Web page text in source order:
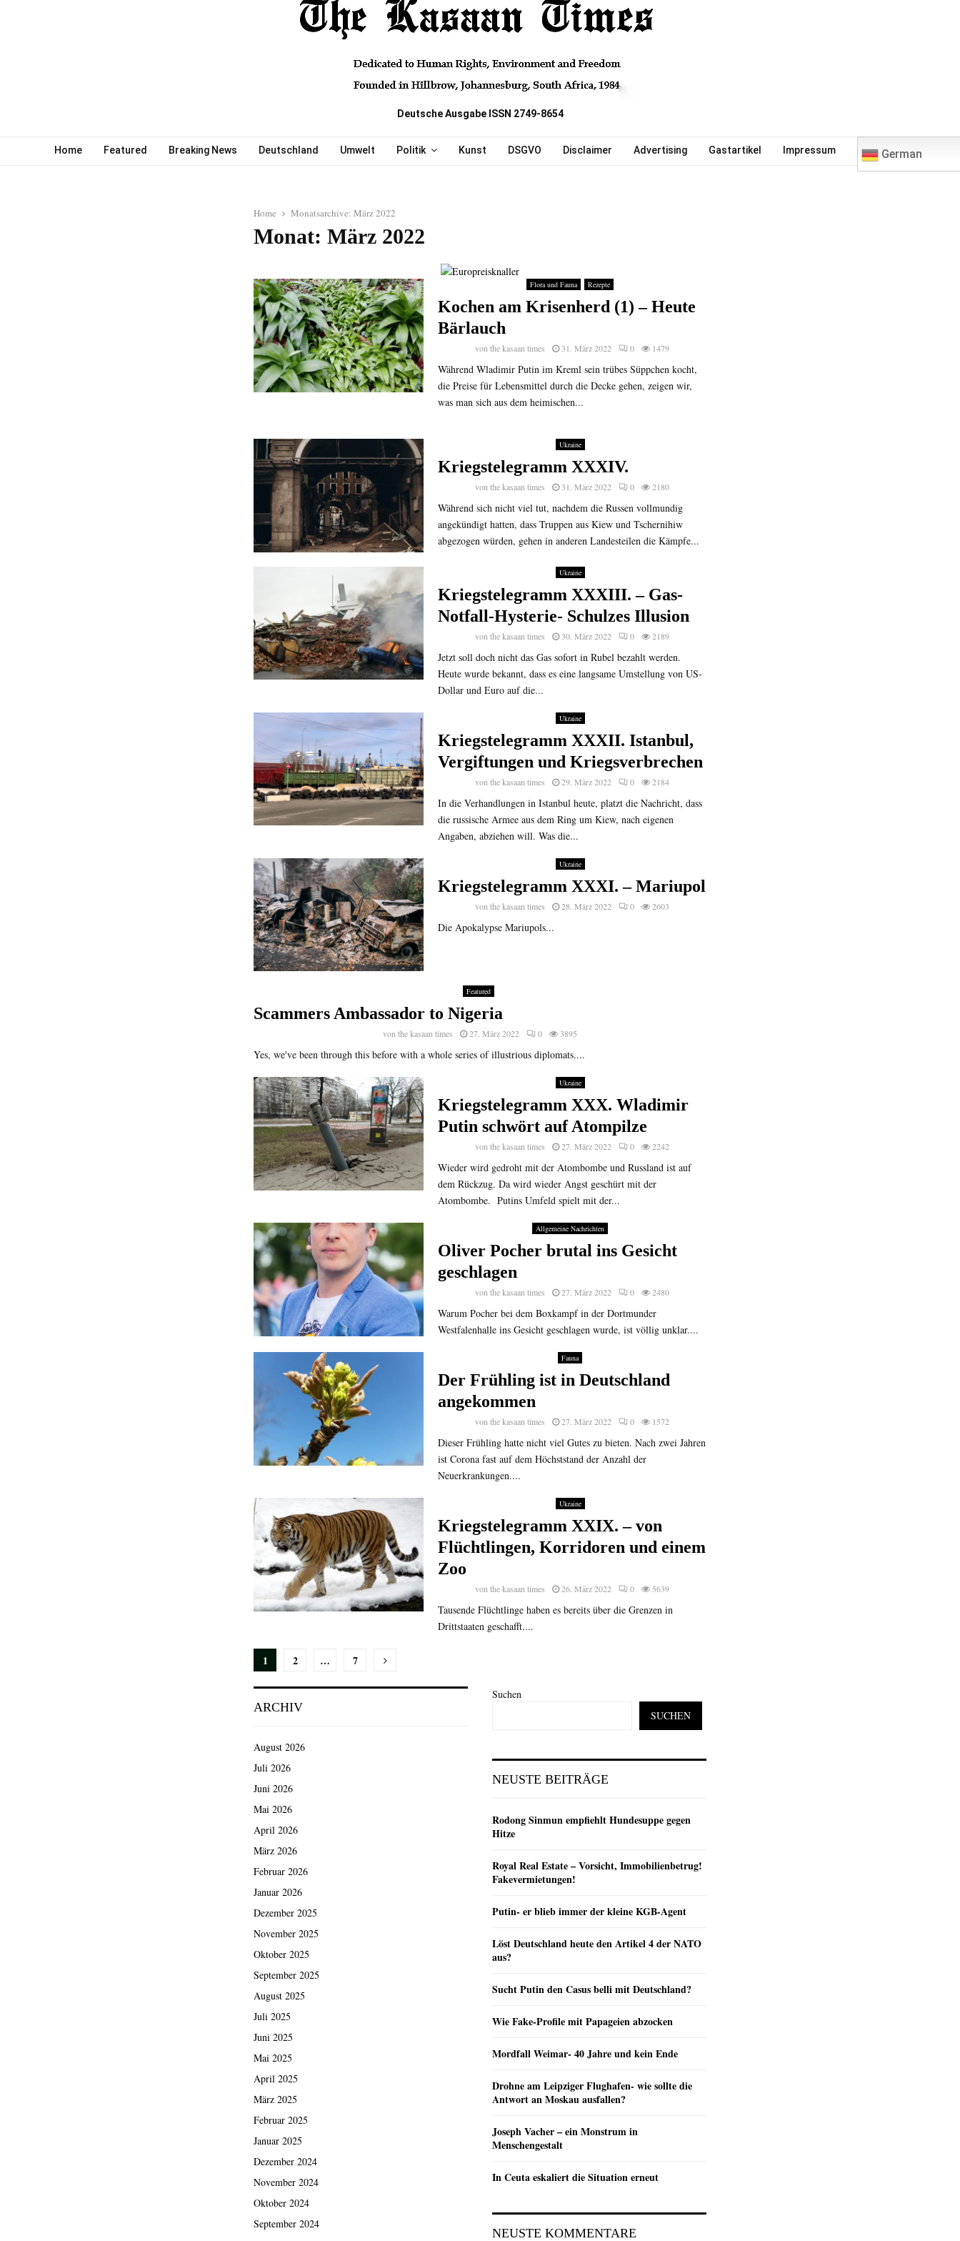
Deutsche Ausgabe ISSN 2749-8654
Home Featured Breaking News Deutschland Umwelt Politik Kunst DSGVO Disclaimer Advertising Gastartikel Impressum German
Home Monatsarchive: März 2022
Monat: März 2022
Flora und Fauna Rezepte
Kochen am Krisenherd (1) – Heute
Bärlauch
vonthe kasaan times 31. März 2022 0 1479
Während Wladimir Putin im Kreml sein trübes Süppchen kocht,
die Preise für Lebensmittel durch die Decke gehen, zeigen wir,
was man sich aus dem heimischen...
Ukraine
Kriegstelegramm XXXIV.
vonthe kasaan times 31. März 2022 0 2180
Während sich nicht viel tut, nachdem die Russen vollmundig
angekündigt hatten, dass Truppen aus Kiew und Tschernihiw
abgezogen würden, gehen in anderen Landesteilen die Kämpfe...
Ukraine
Kriegstelegramm XXXIII. – Gas-
Notfall-Hysterie- Schulzes Illusion
von the kasaan times 30. März 2022 0 2189
Jetzt soll doch nicht das Gas sofort in Rubel bezahlt werden.
Heute wurde bekannt, dass es eine langsame Umstellung von US-
Dollar und Euro auf die...
Ukraine
Kriegstelegramm XXXII. Istanbul,
Vergiftungen und Kriegsverbrechen
von the kasaan times 29. März 2022 0 2184
In die Verhandlungen in Istanbul heute, platzt die Nachricht, dass
die russische Armee aus dem Ring um Kiew, nach eigenen
Angaben, abziehen will. Was die...
Ukraine
Kriegstelegramm XXXI. – Mariupol
von the kasaan times 28. März 2022 0 2603
Die Apokalypse Mariupols...
Featured
Scammers Ambassador to Nigeria
vonthe kasaan times 27. März 2022 0 3895
Yes, we've been through this before with a whole series of illustrious diplomats....
Ukraine
Kriegstelegramm XXX. Wladimir
Putin schwört auf Atompilze
vonthe kasaan times 27. März 2022 0 2242
Wieder wird gedroht mit der Atombombe und Russland ist auf
dem Rückzug. Da wird wieder Angst geschürt mit der
Atombombe. Putins Umfeld spielt mit der...
Allgemeine Nachrichten
Oliver Pocher brutal ins Gesicht
geschlagen
vonthe kasaan times 27. März 2022 0 2480
Warum Pocher bei dem Boxkampf in der Dortmunder
Westfalenhalle ins Gesicht geschlagen wurde, ist völlig unklar....
Fauna
Der Frühling ist in Deutschland
angekommen
vonthe kasaan times 27. März 2022 0 1572
Dieser Frühling hatte nicht viel Gutes zu bieten. Nach zwei Jahren
ist Corona fast auf dem Höchststand der Anzahl der
Neuerkrankungen....
Ukraine
Kriegstelegramm XXIX. – von
Flüchtlingen, Korridoren und einem
Zoo
vonthe kasaan times 26. März 2022 0 5639
Tausende Flüchtlinge haben es bereits über die Grenzen in
Drittstaaten geschafft....
Seitennummerierung
der
Beiträge
1 2 … 7
ARCHIV
August 2026
Juli 2026
Juni 2026
Mai 2026
April 2026
März 2026
Februar 2026
Januar 2026
Dezember 2025
November 2025
Oktober 2025
September 2025
August 2025
Juli 2025
Juni 2025
Mai 2025
April 2025
März 2025
Februar 2025
Januar 2025
Dezember 2024
November 2024
Oktober 2024
September 2024
Suchen
SUCHEN
NEUSTE BEITRÄGE
Rodong Sinmun empfiehlt Hundesuppe gegen
Hitze
Royal Real Estate – Vorsicht, Immobilienbetrug!
Fakevermietungen!
Putin- er blieb immer der kleine KGB-Agent
Löst Deutschland heute den Artikel 4 der NATO
aus?
Sucht Putin den Casus belli mit Deutschland?
Wie Fake-Profile mit Papageien abzocken
Mordfall Weimar- 40 Jahre und kein Ende
Drohne am Leipziger Flughafen- wie sollte die
Antwort an Moskau ausfallen?
Joseph Vacher – ein Monstrum in
Menschengestalt
In Ceuta eskaliert die Situation erneut
NEUSTE KOMMENTARE